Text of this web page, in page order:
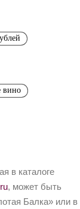
вино
в каталоге
, может быть
Балка» или в